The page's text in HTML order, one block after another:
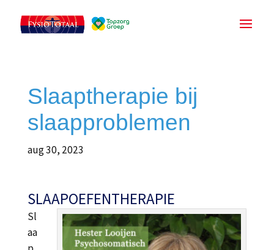
Slaaptherapie bij
slaapproblemen
aug 30, 2023
SLAAPOEFENTHERAPIE
Sl
aa